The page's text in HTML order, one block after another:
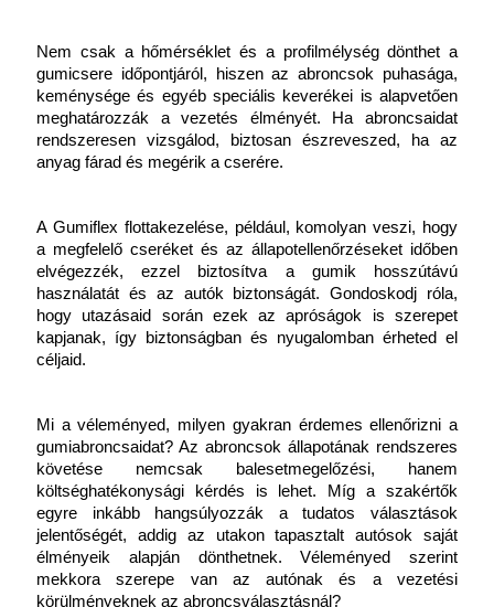
Nem csak a hőmérséklet és a profilmélység dönthet a
gumicsere időpontjáról, hiszen az abroncsok puhasága,
keménysége és egyéb speciális keverékei is alapvetően
meghatározzák a vezetés élményét. Ha abroncsaidat
rendszeresen vizsgálod, biztosan észreveszed, ha az
anyag fárad és megérik a cserére.
A Gumiflex flottakezelése, például, komolyan veszi, hogy
a megfelelő cseréket és az állapotellenőrzéseket időben
elvégezzék, ezzel biztosítva a gumik hosszútávú
használatát és az autók biztonságát. Gondoskodj róla,
hogy utazásaid során ezek az apróságok is szerepet
kapjanak, így biztonságban és nyugalomban érheted el
céljaid.
Mi a véleményed, milyen gyakran érdemes ellenőrizni a
gumiabroncsaidat? Az abroncsok állapotának rendszeres
követése nemcsak balesetmegelőzési, hanem
költséghatékonysági kérdés is lehet. Míg a szakértők
egyre inkább hangsúlyozzák a tudatos választások
jelentőségét, addig az utakon tapasztalt autósok saját
élményeik alapján dönthetnek. Véleményed szerint
mekkora szerepe van az autónak és a vezetési
körülményeknek az abroncsválasztásnál?